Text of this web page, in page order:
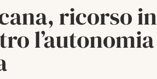
ricorso in
l’autonomia